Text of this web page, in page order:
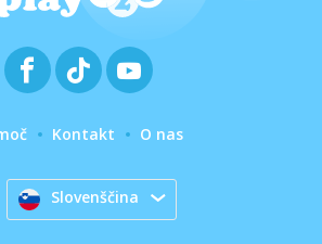
Kontakt O nas
Slovenščina